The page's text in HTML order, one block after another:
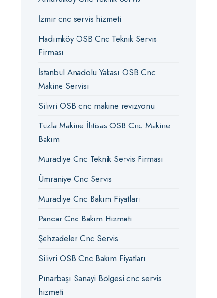
İzmir cnc servis hizmeti
Hadımköy OSB Cnc Teknik Servis
Firması
İstanbul Anadolu Yakası OSB Cnc
Makine Servisi
Silivri OSB cnc makine revizyonu
Tuzla Makine İhtisas OSB Cnc Makine
Bakım
Muradiye Cnc Teknik Servis Firması
Ümraniye Cnc Servis
Muradiye Cnc Bakım Fiyatları
Pancar Cnc Bakım Hizmeti
Şehzadeler Cnc Servis
Silivri OSB Cnc Bakım Fiyatları
Pınarbaşı Sanayi Bölgesi cnc servis
hizmeti